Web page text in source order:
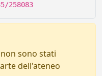
258083
sono stati
dell'ateneo